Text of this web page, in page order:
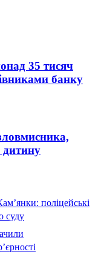
35 тисяч
банку
поліцейські
суду